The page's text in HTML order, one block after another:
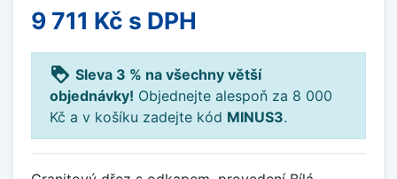
9 711 Kč s DPH
loyalty Sleva 3 % na všechny větší
objednávky! Objednejte alespoň za 8 000
Kč a v košíku zadejte kód MINUS3.